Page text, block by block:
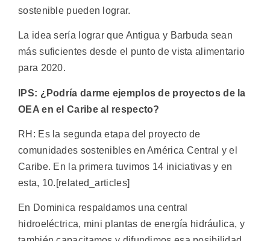
sostenible pueden lograr.
La idea sería lograr que Antigua y Barbuda sean
más suficientes desde el punto de vista alimentario
para 2020.
IPS: ¿Podría darme ejemplos de proyectos de la
OEA en el Caribe al respecto?
RH: Es la segunda etapa del proyecto de
comunidades sostenibles en América Central y el
Caribe. En la primera tuvimos 14 iniciativas y en
esta, 10.[related_articles]
En Dominica respaldamos una central
hidroeléctrica, mini plantas de energía hidráulica, y